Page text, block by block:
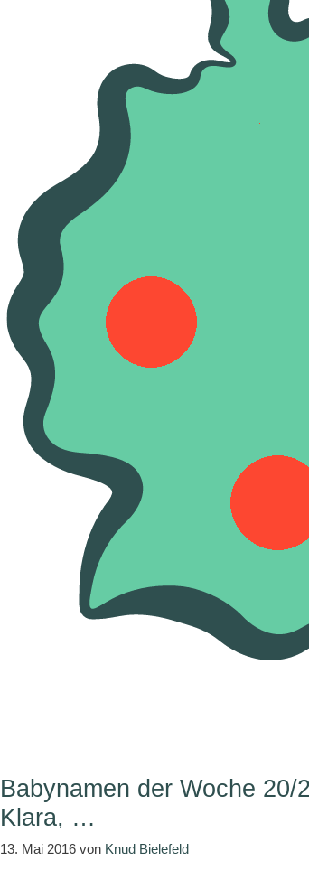
Babynamen der Woche 20/
Klara, …
13. Mai 2016 von Knud Bielefeld